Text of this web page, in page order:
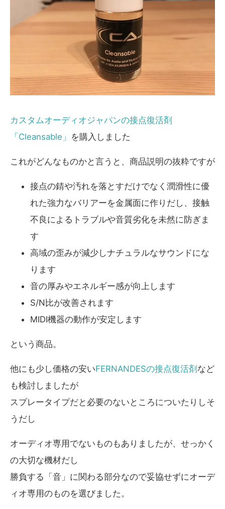
カスタムオーディオジャパンの接点復活剤
「Cleansable」 を購入しました
これがどんなものかと言うと、商品説明の抜粋ですが
接点の錆や汚れを落とすだけでなく潤滑性に優
れた強力なバリアーを金属面に作りだし、接触
不良によるトラブルや音質劣化を未然に防ぎま
す
高域の歪みが減少しナチュラルなサウンドにな
ります
音の厚みやエネルギー感が向上します
S/N比が改善されます
MIDI機器の動作が安定します
という商品。
他にも少し価格の安いFERNANDESの接点復活剤など
も検討しましたが
スプレータイプだと必要のないところについたりしそ
うだし
オーディオ専用でないものもありましたが、せっかく
の大切な機材だし
勝負する「音」に関わる部分なので妥協せずにオーデ
ィオ専用のものを選びました。